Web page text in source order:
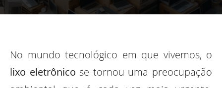
No mundo tecnológico em que vivemos, o
lixo eletrônico se tornou uma preocupação